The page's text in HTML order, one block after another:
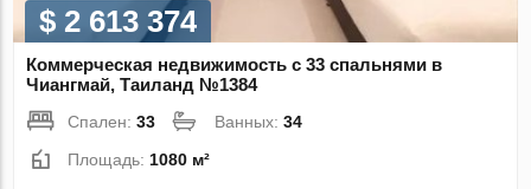
$ 2 613 374
Коммерческая недвижимость с 33 спальнями в
Чиангмай, Таиланд №1384
Спален:33 Ванных:34
Площадь: 1080 м²